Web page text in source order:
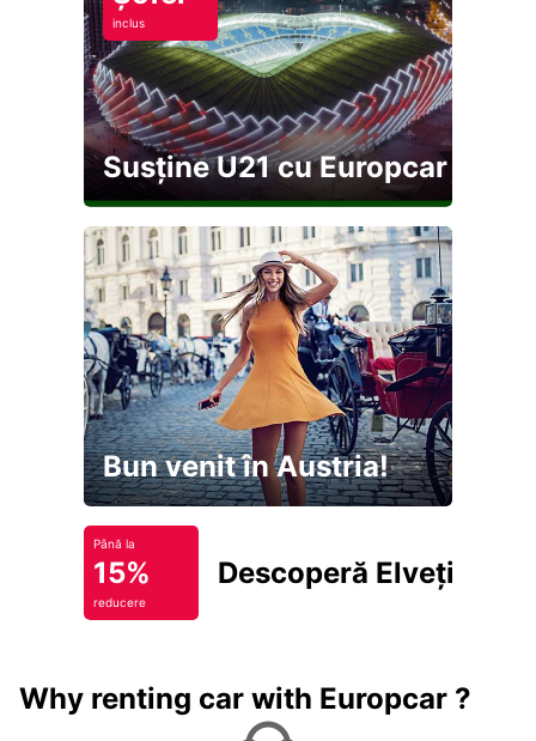
inclus
Susține U21 cu Europcar
Bun venit în Austria!
Până la
15%
reducere
Descoperă Elveția
Why renting car with Europcar ?